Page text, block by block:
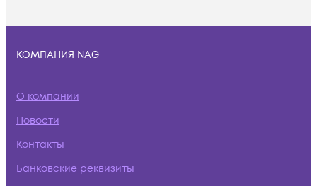
КОМПАНИЯ NAG
О компании
Новости
Контакты
Банковские реквизиты